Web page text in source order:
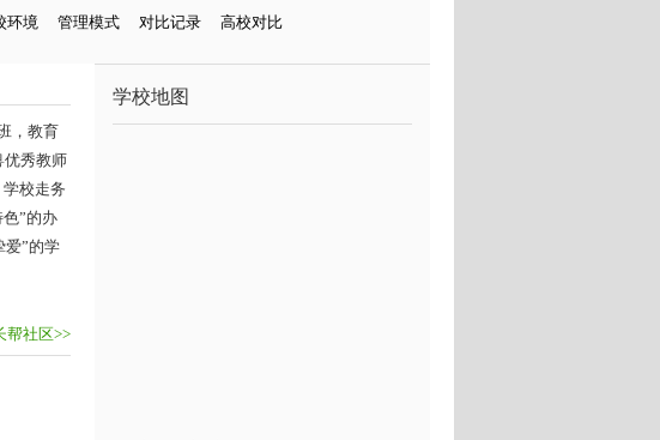
环境 管理模式 对比记录 高校对比
，教育
优秀教师
校走务
”的办
爱”的学
帮社区>>
学校地图